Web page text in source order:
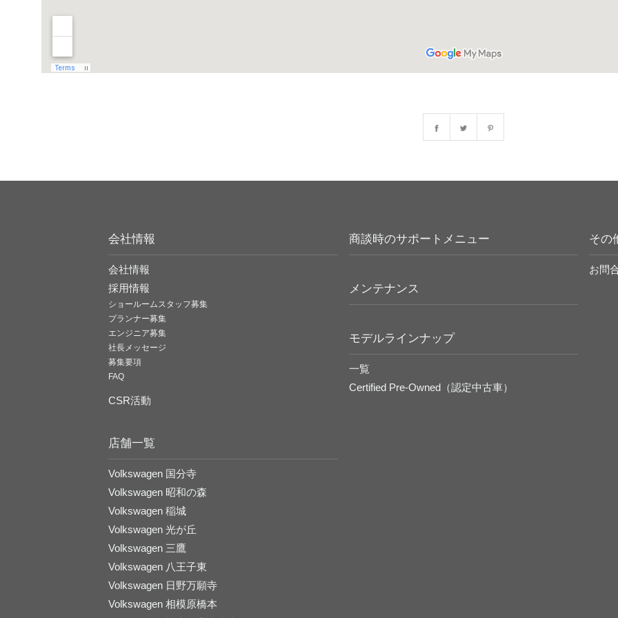
会社情報
会社情報
採用情報
ショールームスタッフ募集
プランナー募集
エンジニア募集
社長メッセージ
募集要項
FAQ
CSR活動
店舗一覧
Volkswagen 国分寺
Volkswagen 昭和の森
Volkswagen 稲城
Volkswagen 光が丘
Volkswagen 三鷹
Volkswagen 八王子東
Volkswagen 日野万願寺
Volkswagen 相模原橋本
商談時のサポートメニュー
メンテナンス
モデルラインナップ
一覧
Certified Pre-Owned（認定中古車）
その
お問